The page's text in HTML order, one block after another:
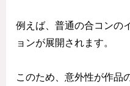
例えば、普通の合コンの
ョンが展開されます。
このため、意外性が作品